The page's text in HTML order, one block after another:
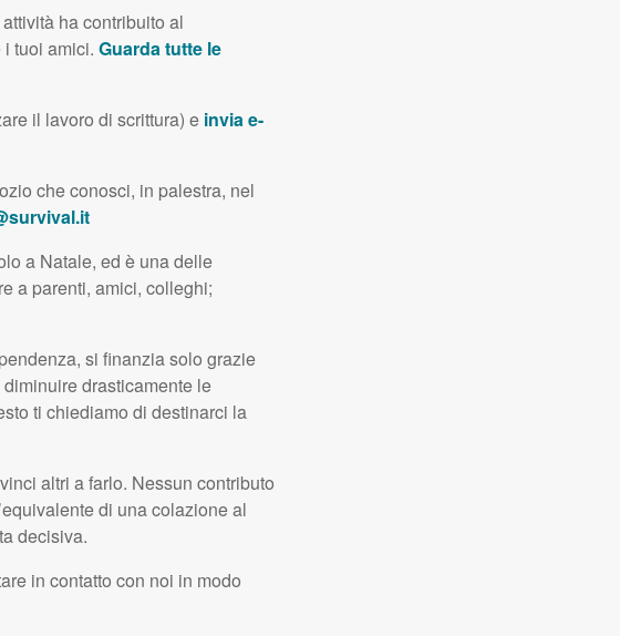
ha contribuito al
tuoi amici. Guarda tutte le
il lavoro di scrittura) e invia e-
che conosci, in palestra, nel
a Natale, ed è una delle
a parenti, amici, colleghi;
si finanzia solo grazie
drasticamente le
ti chiediamo di destinarci la
altri a farlo. Nessun contributo
di una colazione al
decisiva.
in contatto con noi in modo